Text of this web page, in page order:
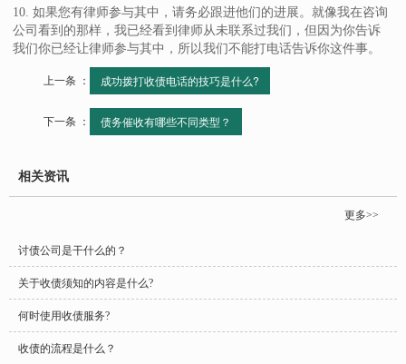
10. 如果您有律师参与其中，请务必跟进他们的进展。就像我在咨询
公司看到的那样，我已经看到律师从未联系过我们，但因为你告诉
我们你已经让律师参与其中，所以我们不能打电话告诉你这件事。
上一条 ： 成功拨打收债电话的技巧是什么?
下一条 ： 债务催收有哪些不同类型？
相关资讯
更多>>
讨债公司是干什么的？
关于收债须知的内容是什么?
何时使用收债服务?
收债的流程是什么？